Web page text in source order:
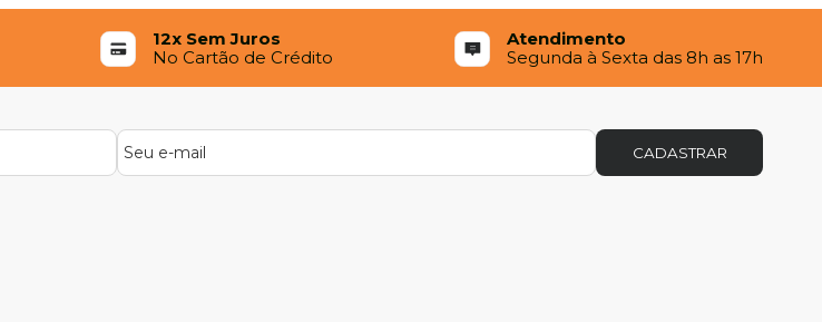
12x Sem Juros
No Cartão de Crédito
Atendimento
Segunda à Sexta das 8h as 17h
CADASTRAR